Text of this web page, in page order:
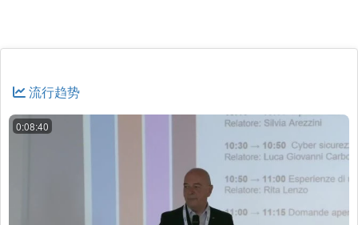
流行趋势
0:08:40